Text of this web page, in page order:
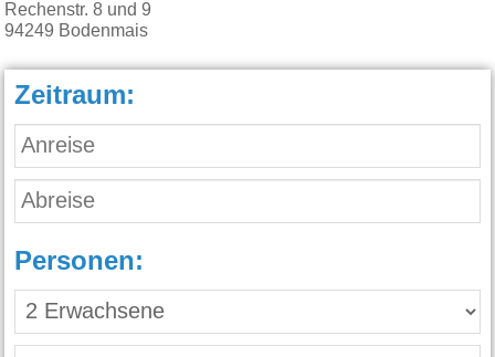
Rechenstr. 8 und 9
94249 Bodenmais
Zeitraum:
Personen: